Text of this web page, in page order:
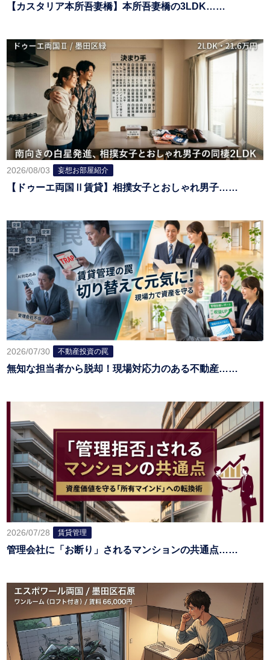
【カスタリア本所吾妻橋】本所吾妻橋の3LDK……
2026/08/03 妄想お部屋紹介
【ドゥーエ両国Ⅱ賃貸】相撲女子とおしゃれ男子……
2026/07/30 不動産投資の罠
無知な担当者から脱却！現場対応力のある不動産……
2026/07/28 賃貸管理
管理会社に「お断り」されるマンションの共通点……